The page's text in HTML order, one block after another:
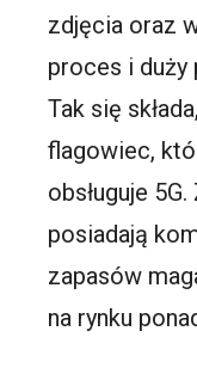
zdjęcia oraz
proces i
Tak się
flagowiec,
obsługuje
posiadają
zapasów
na rynku